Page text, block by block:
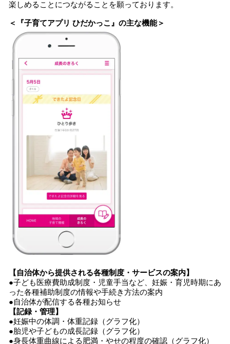
楽しめることにつながることを願っております。
＜『子育てアプリ ひだかっこ』の主な機能＞
【自治体から提供される各種制度・サービスの案内】
●子ども医療費助成制度・児童手当など、妊娠・育児時期にあ
った各種補助制度の情報や手続き方法の案内
●自治体が配信する各種お知らせ
【記録・管理】
●妊娠中の体調・体重記録（グラフ化）
●胎児や子どもの成長記録（グラフ化）
●身長体重曲線による肥満・やせの程度の確認（グラフ化）